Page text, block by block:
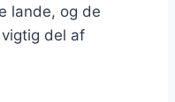
lande, og de
del af